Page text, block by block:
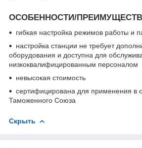
ОСОБЕННОСТИ/
гибкая настройка режимов работы и
настройка станции не требует
оборудования и доступна для
низкоквалифицированным персоналом
невысокая стоимость
сертифицирована для применения в
Таможенного Союза
Скрыть